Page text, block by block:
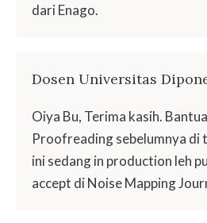
dari Enago.
Dosen Universitas
Oiya Bu, Terima kasih.
Proofreading sebelumnya di
ini sedang in production leh
accept di Noise Mapping